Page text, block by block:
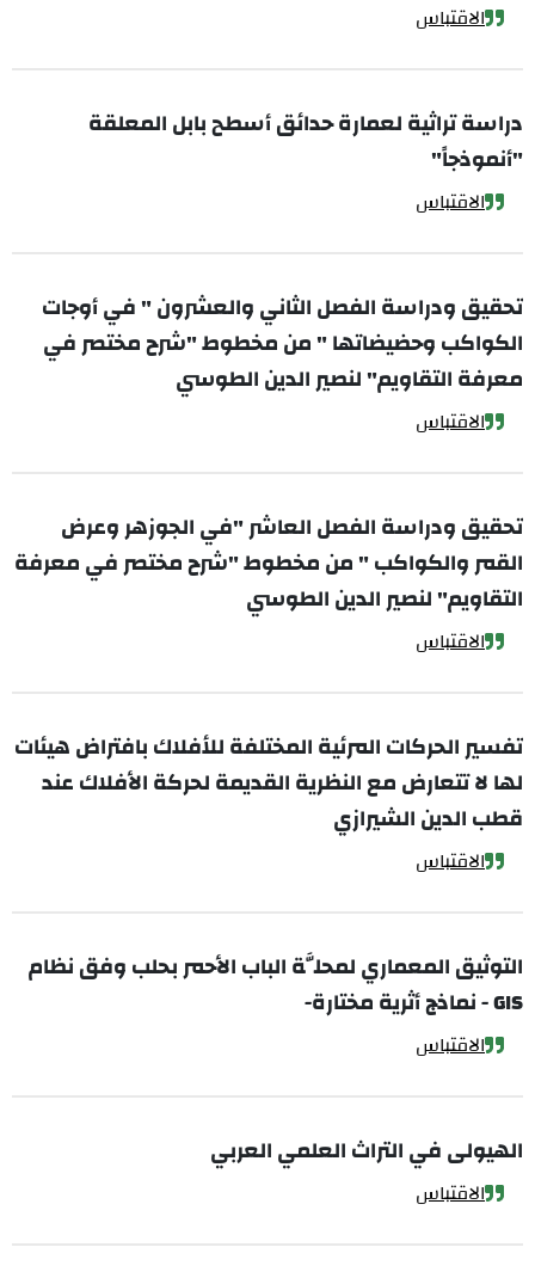
الاقتباس
دراسة تراثية لعمارة حدائق أسطح بابل المعلقة
"أنموذجاً"
الاقتباس
تحقيق ودراسة الفصل الثاني والعشرون " في أوجات
الكواكب وحضيضاتها " من مخطوط "شرح مختصر في
معرفة التقاويم" لنصير الدين الطوسي
الاقتباس
تحقيق ودراسة الفصل العاشر "في الجوزهر وعرض
القمر والكواكب " من مخطوط "شرح مختصر في معرفة
التقاويم" لنصير الدين الطوسي
الاقتباس
تفسير الحركات المرئية المختلفة للأفلاك بافتراض هيئات
لها لا تتعارض مع النظرية القديمة لحركة الأفلاك عند
قطب الدين الشيرازي
الاقتباس
التوثيق المعماري لمحلَّة الباب الأحمر بحلب وفق نظام
GIS - نماذج أثرية مختارة-
الاقتباس
الهيولى في التراث العلمي العربي
الاقتباس